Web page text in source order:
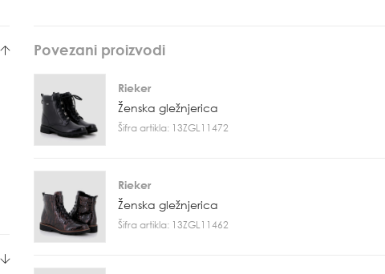
Povezani proizvodi
Rieker
Ženska gležnjerica
Šifra artikla: 13ZGL11472
Rieker
Ženska gležnjerica
Šifra artikla: 13ZGL11462